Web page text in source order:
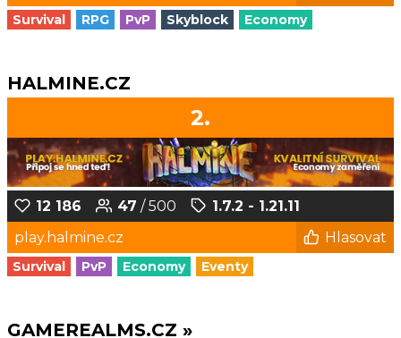
Survival RPG PvP Skyblock Economy
HALMINE.CZ
2.
12 186 47 / 500
1.7.2 - 1.21.11
play.halmine.cz
Hlasovat
Survival PvP Economy Eventy
GAMEREALMS.CZ »